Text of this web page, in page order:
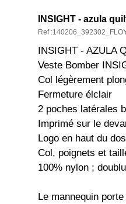
INSIGHT - azula
Ref
INSIGHT - AZULA
Veste Bomber
Col légèrement
Fermeture élclair
2 poches latérales
Imprimé sur le
Logo en haut du dos
Col, poignets et
100% nylon ;
Le mannequin